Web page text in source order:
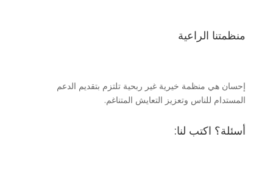
منظمتنا الراعية
إحسان هي منظمة خيرية غير ربحية تلتزم بتقديم الدعم
المستدام للناس وتعزيز التعايش المتناغم.
أسئلة؟ اكتب لنا: